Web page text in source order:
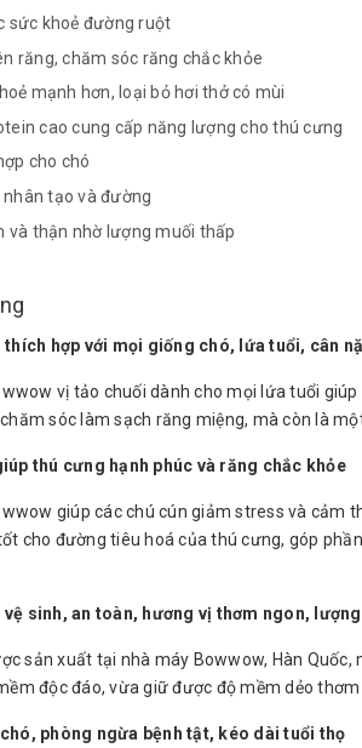
sức khoẻ đường ruột
răng, chăm sóc răng chắc khỏe
mạnh hơn, loại bỏ hơi thở có mùi
cao cung cấp năng lượng cho thú cưng
cho chó
tạo và đường
và thận nhờ lượng muối thấp
hợp với mọi giống chó, lứa tuổi, cân
vị tảo chuối dành cho mọi lứa tuổi
sóc làm sạch răng miệng, mà còn là
thú cưng hạnh phúc và răng chắc khỏe
giúp các chú cún giảm stress và cảm
cho đường tiêu hoá của thú cưng, góp
vệ sinh, an toàn, hương vị thơm ngon,
sản xuất tại nhà máy Bowwow, Hàn
độc đáo, vừa giữ được độ mềm dẻo
phòng ngừa bệnh tật, kéo dài tuổi thọ